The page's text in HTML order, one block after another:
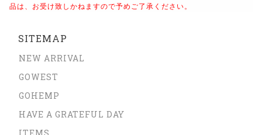
品は、 お受け致しかねますので予めご了承ください。
SITEMAP
NEW ARRIVAL
GOWEST
GOHEMP
HAVE A GRATEFUL DAY
ITEMS